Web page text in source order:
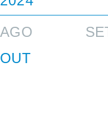
JUL
SET
NOV
AGO
OUT